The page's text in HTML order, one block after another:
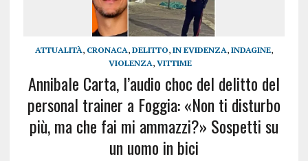
ATTUALITÀ, CRONACA, DELITTO, IN EVIDENZA, INDAGINE,
VIOLENZA,VITTIME
Annibale Carta, l’audio choc del delitto del
personal trainer a Foggia: «Non ti disturbo
più, ma che fai mi ammazzi?» Sospetti su
un uomo in bici